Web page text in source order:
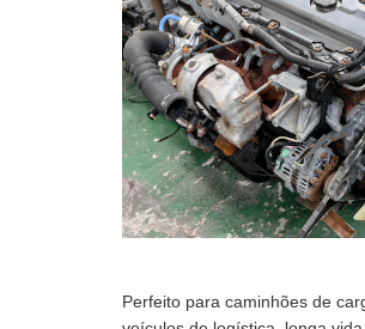
Perfeito para caminhões de